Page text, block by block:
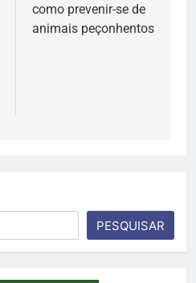
como prevenir-se de
animais peçonhentos
PESQUISAR